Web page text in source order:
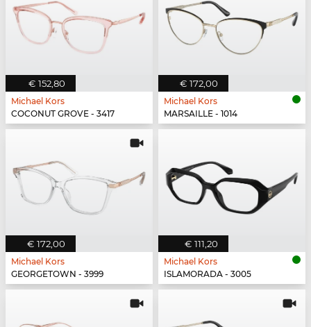
€ 152,80
Michael Kors
COCONUT GROVE - 3417
€ 172,00
Michael Kors
MARSAILLE - 1014
€ 172,00
Michael Kors
GEORGETOWN - 3999
€ 111,20
Michael Kors
ISLAMORADA - 3005